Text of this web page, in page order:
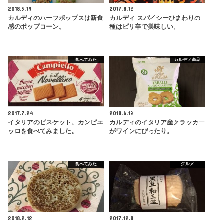
2018.3.19
カルディのハーフポップスは新食
感のポップコーン。
2017.8.12
カルディ スパイシーひまわりの
種はピリ辛で美味しい。
食べてみた
2017.7.24
イタリアのビスケット、カンピエ
ッロを食べてみました。
カルディ商品
2018.6.19
カルディのイタリア産クラッカー
がワインにぴったり。
食べてみた
2018.2.12
グルメ
2017.12.8